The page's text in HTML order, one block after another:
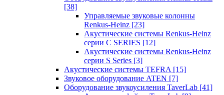
[38]
Управляемые звуковые колонны
Renkus-Heinz [23]
Акустические системы Renkus-Heinz
серии C SERIES [12]
Акустические системы Renkus-Heinz
серии S Series [3]
Акустические системы TEFRA [15]
Звуковое оборудование ATEN [7]
Оборудование звукоусиления TaverLab [41]